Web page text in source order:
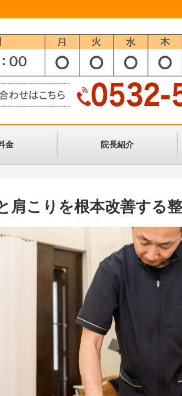
金 院長紹介
肩こりを根本改善する